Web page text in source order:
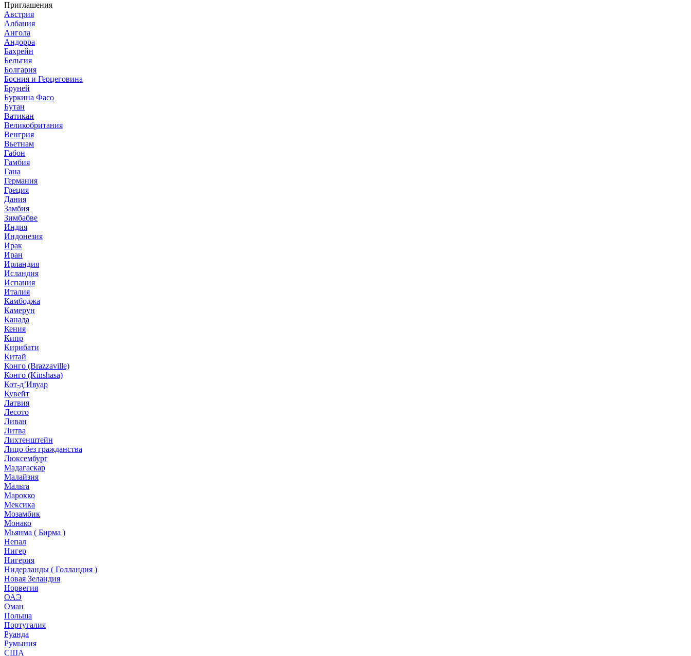
Приглашения
Австрия
Албания
Ангола
Андорра
Бахрейн
Бельгия
Болгария
Босния и Герцеговина
Бруней
Буркина Фасо
Бутан
Ватикан
Великобритания
Венгрия
Вьетнам
Габон
Гамбия
Гана
Германия
Греция
Дания
Замбия
Зимбабве
Индия
Индонезия
Ирак
Иран
Ирландия
Исландия
Испания
Италия
Камбоджа
Камерун
Канада
Кения
Кипр
Кирибати
Китай
Конго (Brazzaville)
Конго (Kinshasa)
Кот-д’Ивуар
Кувейт
Латвия
Лесото
Ливан
Литва
Лихтенштейн
Лицо без гражданства
Люксембург
Мадагаскар
Малайзия
Мальта
Марокко
Мексика
Мозамбик
Монако
Мьянма ( Бирма )
Непал
Нигер
Нигерия
Нидерланды ( Голландия )
Новая Зеландия
Норвегия
ОАЭ
Оман
Польша
Португалия
Руанда
Румыния
США